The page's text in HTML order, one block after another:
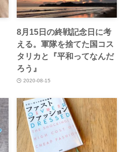
8月15日の終戦記念日に考
える。軍隊を捨てた国コス
タリカと『平和ってなんだ
ろう』
2020-08-15